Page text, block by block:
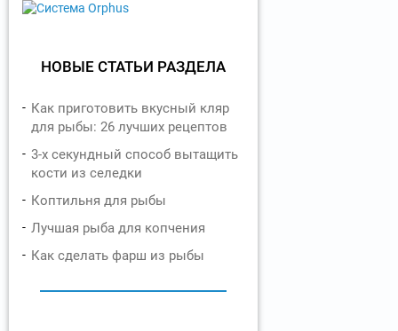
НОВЫЕ СТАТЬИ РАЗДЕЛА
Как приготовить вкусный кляр
для рыбы: 26 лучших рецептов
3-х секундный способ вытащить
кости из селедки
Коптильня для рыбы
Лучшая рыба для копчения
Как сделать фарш из рыбы